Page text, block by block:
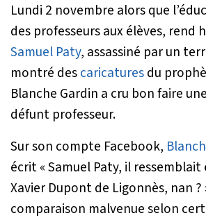
Lundi 2 novembre alors que
des professeurs aux élèves, rend
Samuel Paty, assassiné par un
montré descaricaturesdu
Blanche Gardin a cru bon faire
défunt professeur.
Sur son compte Facebook,
écrit «Samuel Paty, il
Xavier Dupont de Ligonnès, nan ?
comparaison malvenue selon